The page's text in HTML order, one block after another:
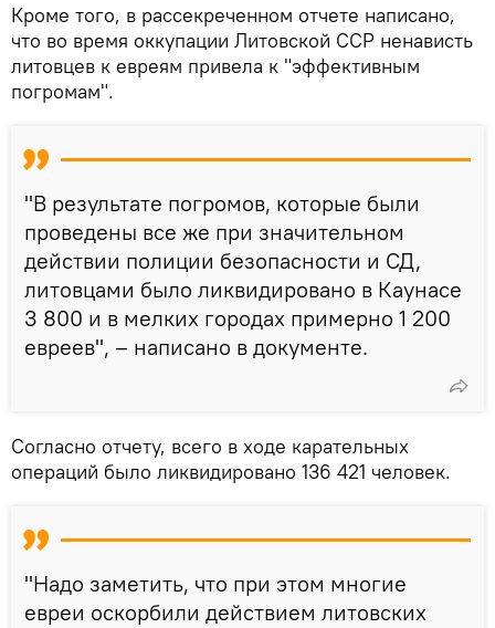
Кроме того, в рассекреченном отчете написано,
что во время оккупации Литовской ССР ненависть
литовцев к евреям привела к "эффективным
погромам".
"В результате погромов, которые были
проведены все же при значительном
действии полиции безопасности и СД,
литовцами было ликвидировано в Каунасе
3 800 и в мелких городах примерно 1 200
евреев", – написано в документе.
Согласно отчету, всего в ходе карательных
операций было ликвидировано 136 421 человек.
"Надо заметить, что при этом многие
евреи оскорбили действием литовских